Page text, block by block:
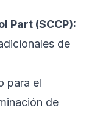
Part (SCCP):
de
para el
de